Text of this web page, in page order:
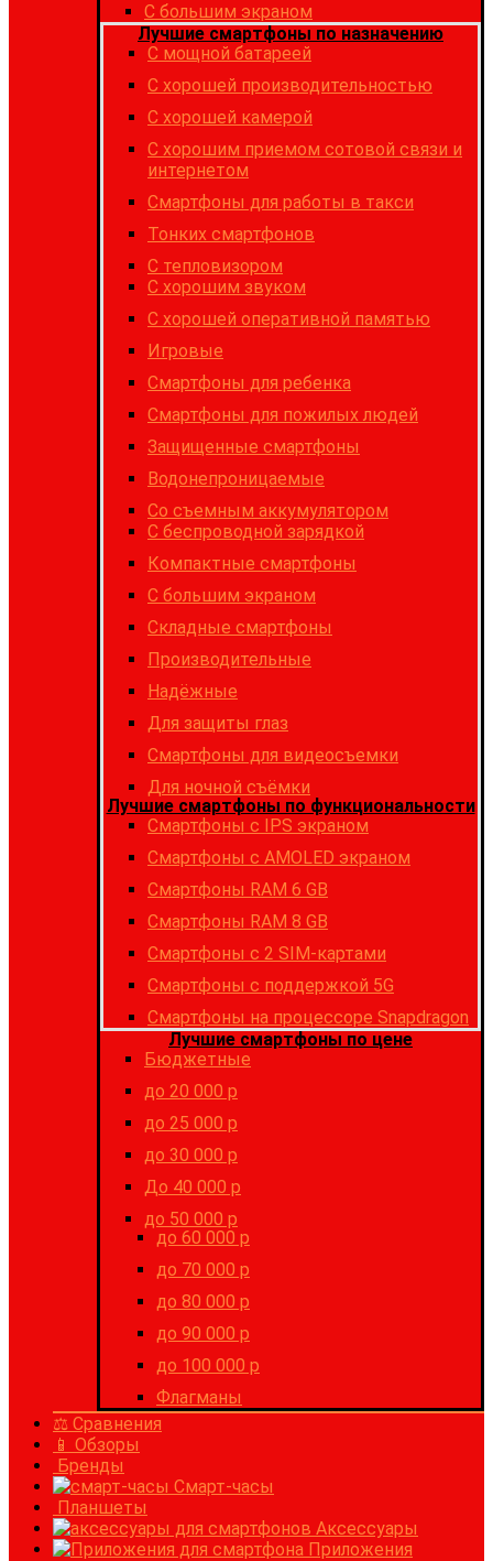
С большим экраном
Лучшие смартфоны по назначению
C мощной батареей
C хорошей производительностью
C хорошей камерой
С хорошим приемом сотовой связи и
интернетом
Cмартфоны для работы в такси
Тонких смартфонов
С тепловизором
С хорошим звуком
С хорошей оперативной памятью
Игровые
Cмартфоны для ребенка
Смартфоны для пожилых людей
Защищенные смартфоны
Водонепроницаемые
Со съемным аккумулятором
С беспроводной зарядкой
Компактные смартфоны
С большим экраном
Складные смартфоны
Производительные
Надёжные
Для защиты глаз
Смартфоны для видеосъемки
Для ночной съёмки
Лучшие смартфоны по функциональности
Смартфоны с IPS экраном
Смартфоны c AMOLED экраном
Смартфоны RAM 6 GB
Смартфоны RAM 8 GB
Cмартфоны с 2 SIM-картами
Cмартфоны с поддержкой 5G
Смартфоны на процессоре Snapdragon
Лучшие смартфоны по цене
Бюджетные
до 20 000 р
до 25 000 р
до 30 000 р
До 40 000 р
до 50 000 р
до 60 000 р
до 70 000 р
до 80 000 р
до 90 000 р
до 100 000 р
Флагманы
⚖ Сравнения
📱 Обзоры
Бренды
Смарт-часы
Планшеты
Аксессуары
Приложения